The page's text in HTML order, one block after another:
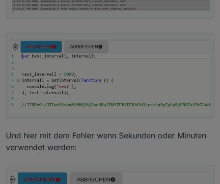
Und hier mit dem Fehler wenn Sekunden oder Minuten
verwendet werden: